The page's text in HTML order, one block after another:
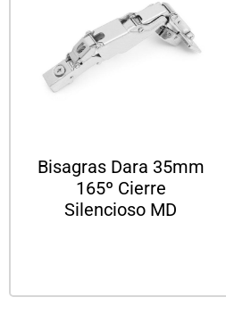
Bisagras Dara 35mm
165º Cierre
Silencioso MD